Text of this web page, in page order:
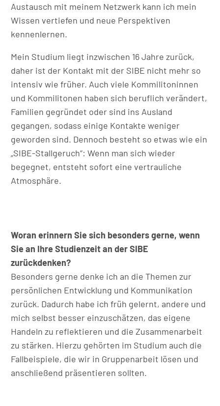
Austausch mit meinem Netzwerk kann ich mein
Wissen vertiefen und neue Perspektiven
kennenlernen.
Mein Studium liegt inzwischen 16 Jahre zurück,
daher ist der Kontakt mit der SIBE nicht mehr so
intensiv wie früher. Auch viele Kommilitoninnen
und Kommilitonen haben sich beruflich verändert,
Familien gegründet oder sind ins Ausland
gegangen, sodass einige Kontakte weniger
geworden sind. Dennoch besteht so etwas wie ein
„SIBE-Stallgeruch“: Wenn man sich wieder
begegnet, entsteht sofort eine vertrauliche
Atmosphäre.
Woran erinnern Sie sich besonders gerne, wenn
Sie an Ihre Studienzeit an der SIBE
zurückdenken?
Besonders gerne denke ich an die Themen zur
persönlichen Entwicklung und Kommunikation
zurück. Dadurch habe ich früh gelernt, andere und
mich selbst besser einzuschätzen, das eigene
Handeln zu reflektieren und die Zusammenarbeit
zu stärken. Hierzu gehörten im Studium auch die
Fallbeispiele, die wir in Gruppenarbeit lösen und
anschließend präsentieren sollten.